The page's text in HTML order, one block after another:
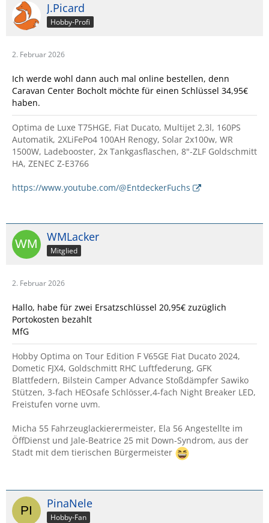
J.Picard
Hobby-Profi
2. Februar 2026
Ich werde wohl dann auch mal online bestellen, denn
Caravan Center Bocholt möchte für einen Schlüssel 34,95€
haben.
Optima de Luxe T75HGE, Fiat Ducato, Multijet 2,3l, 160PS
Automatik, 2XLiFePo4 100AH Renogy, Solar 2x100w, WR
1500W, Ladebooster, 2x Tankgasflaschen, 8"-ZLF Goldschmitt
HA, ZENEC Z-E3766
https://www.youtube.com/@EntdeckerFuchs
WMLacker
Mitglied
2. Februar 2026
Hallo, habe für zwei Ersatzschlüssel 20,95€ zuzüglich
Portokosten bezahlt
MfG
Hobby Optima on Tour Edition F V65GE Fiat Ducato 2024,
Dometic FJX4, Goldschmitt RHC Luftfederung, GFK
Blattfedern, Bilstein Camper Advance Stoßdämpfer Sawiko
Stützen, 3-fach HEOsafe Schlösser,4-fach Night Breaker LED,
Freistufen vorne uvm.
Micha 55 Fahrzeuglackierermeister, Ela 56 Angestellte im
ÖffDienst und Jale-Beatrice 25 mit Down-Syndrom, aus der
Stadt mit dem tierischen Bürgermeister
PinaNele
Hobby-Fan